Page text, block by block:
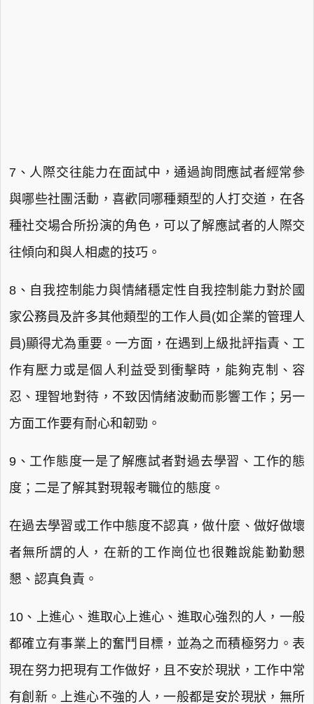
7、人際交往能力在面試中，通過詢問應試者經常參
與哪些社團活動，喜歡同哪種類型的人打交道，在各
種社交場合所扮演的角色，可以了解應試者的人際交
往傾向和與人相處的技巧。
8、自我控制能力與情緒穩定性自我控制能力對於國
家公務員及許多其他類型的工作人員(如企業的管理人
員)顯得尤為重要。一方面，在遇到上級批評指責、工
作有壓力或是個人利益受到衝擊時，能夠克制、容
忍、理智地對待，不致因情緒波動而影響工作；另一
方面工作要有耐心和韌勁。
9、工作態度一是了解應試者對過去學習、工作的態
度；二是了解其對現報考職位的態度。
在過去學習或工作中態度不認真，做什麼、做好做壞
者無所謂的人，在新的工作崗位也很難說能勤勤懇
懇、認真負責。
10、上進心、進取心上進心、進取心強烈的人，一般
都確立有事業上的奮鬥目標，並為之而積極努力。表
現在努力把現有工作做好，且不安於現狀，工作中常
有創新。上進心不強的人，一般都是安於現狀，無所